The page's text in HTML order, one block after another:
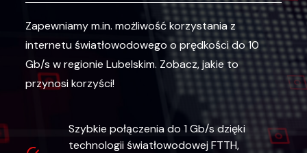
Zapewniamy m.in. możliwość korzystania z
internetu światłowodowego o prędkości do 10
Gb/s w regionie Lubelskim. Zobacz, jakie to
przynosi korzyści!
Szybkie połączenia do 1 Gb/s dzięki
technologii światłowodowej FTTH,